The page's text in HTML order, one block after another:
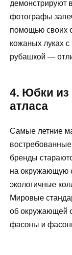
демонстрируют
фотографы
помощью своих
кожаных луках
рубашкой —
4. Юбки из
атласа
Самые летние
бренды
на окружающую
экологичные
Мировые
об окружающей
фасоны и